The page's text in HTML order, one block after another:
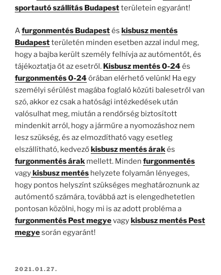
sportautó szállítás Budapestterületein egyaránt!
Afurgonmentés Budapestés kisbusz mentés
Budapestterületén minden esetben azzal indul meg,
hogy a bajba került személy felhívja az autómentőt, és
tájékoztatja őt az esetről. Kisbusz mentés 0-24 és
furgonmentés 0-24 órában elérhető velünk! Ha egy
személyi sérülést magába foglaló közúti balesetről van
szó, akkor ez csak a hatósági intézkedések után
valósulhat meg, miután a rendőrség biztosított
mindenkit arról, hogy a járműre a nyomozáshoz nem
lesz szükség, és az elmozdítható vagy esetleg
elszállítható, kedvezőkisbusz mentés árakés
furgonmentés árak mellett. Minden furgonmentés
vagykisbusz mentés helyzete folyamán lényeges,
hogy pontos helyszínt szükséges meghatároznunk az
autómentő számára, továbbá azt is elengedhetetlen
pontosan közölni, hogy mi is az adott probléma a
furgonmentés Pest megyevagykisbusz mentés Pest
megyesorán egyaránt!
BEKÜLDVE:
2021.01.27.